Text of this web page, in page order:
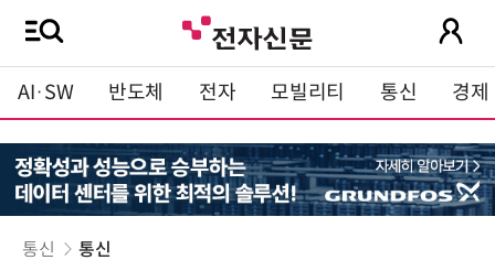
AI·SW 반도체 전자 모빌리티 통신 경제
통신 통신